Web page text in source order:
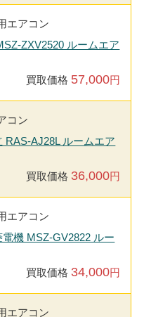
エアコン
ZXV2520 ルームエア
買取価格 57,000円
コン
RAS-AJ28L ルームエア
買取価格 36,000円
エアコン
機 MSZ-GV2822 ルー
買取価格 34,000円
エアコン